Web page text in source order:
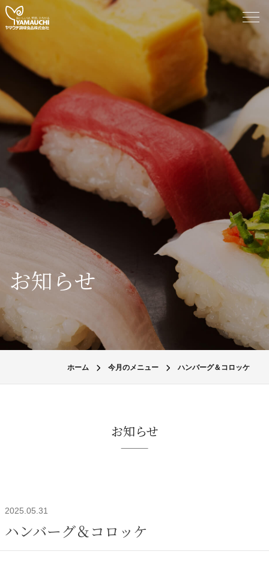
お知らせ
ホーム 今月のメニュー ハンバーグ＆コロッケ
お知らせ
2025.05.31
ハンバーグ＆コロッケ